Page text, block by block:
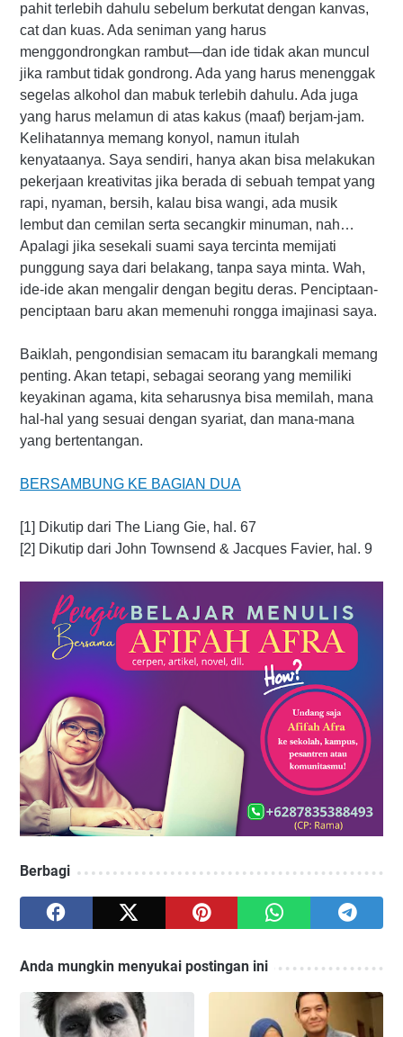
pahit terlebih dahulu sebelum berkutat dengan kanvas,
cat dan kuas. Ada seniman yang harus
menggondrongkan rambut—dan ide tidak akan muncul
jika rambut tidak gondrong. Ada yang harus menenggak
segelas alkohol dan mabuk terlebih dahulu. Ada juga
yang harus melamun di atas kakus (maaf) berjam-jam.
Kelihatannya memang konyol, namun itulah
kenyataanya. Saya sendiri, hanya akan bisa melakukan
pekerjaan kreativitas jika berada di sebuah tempat yang
rapi, nyaman, bersih, kalau bisa wangi, ada musik
lembut dan cemilan serta secangkir minuman, nah…
Apalagi jika sesekali suami saya tercinta memijati
punggung saya dari belakang, tanpa saya minta. Wah,
ide-ide akan mengalir dengan begitu deras. Penciptaan-
penciptaan baru akan memenuhi rongga imajinasi saya.
Baiklah, pengondisian semacam itu barangkali memang
penting. Akan tetapi, sebagai seorang yang memiliki
keyakinan agama, kita seharusnya bisa memilah, mana
hal-hal yang sesuai dengan syariat, dan mana-mana
yang bertentangan.
BERSAMBUNG KE BAGIAN DUA
[1] Dikutip dari The Liang Gie, hal. 67
[2] Dikutip dari John Townsend & Jacques Favier, hal. 9
Berbagi
Anda mungkin menyukai postingan ini